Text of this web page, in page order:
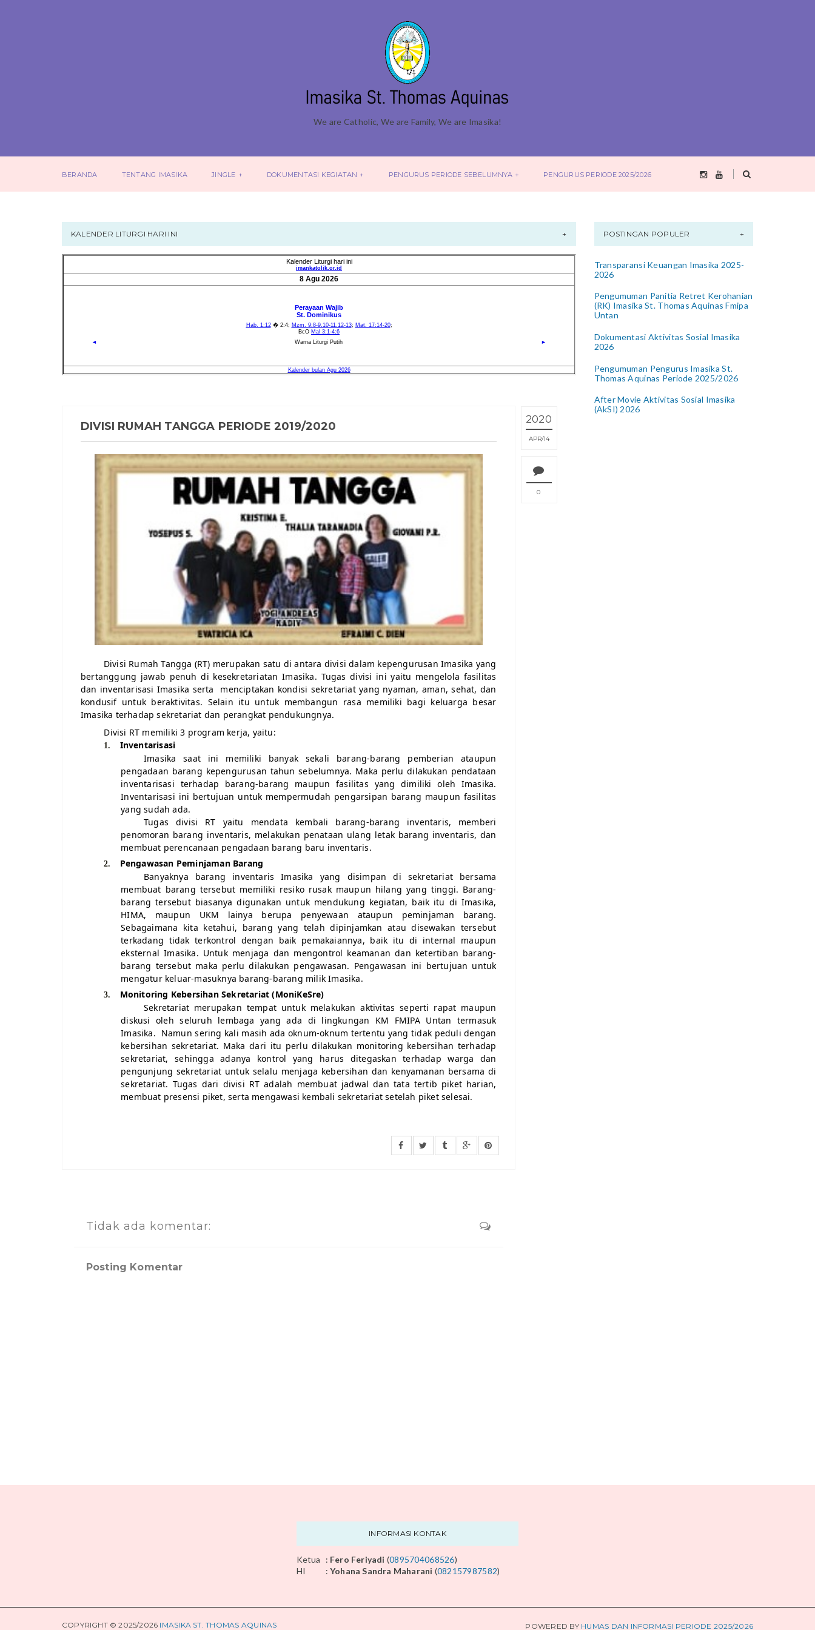
We are Catholic, We are Family, We are Imasika!
BERANDA TENTANG IMASIKA JINGLE DOKUMENTASI KEGIATAN PENGURUS PERIODE SEBELUMNYA PENGURUS PERIODE 2025/2026
KALENDER LITURGI HARI INI
2020
APR 14
0
DIVISI RUMAH TANGGA PERIODE 2019/2020
Divisi Rumah Tangga (RT) merupakan satu di antara divisi dalam kepengurusan Imasika yang
bertanggung jawab penuh di kesekretariatan Imasika. Tugas divisi ini yaitu mengelola fasilitas
dan inventarisasi Imasika serta
menciptakan kondisi sekretariat yang nyaman, aman, sehat, dan
kondusif untuk beraktivitas. Selain itu untuk membangun rasa memiliki bagi keluarga besar
Imasika terhadap sekretariat dan perangkat pendukungnya.
Divisi RT memiliki3 program kerja, yaitu:
1.
Inventarisasi
Imasika saat ini memiliki banyak sekali barang-barang pemberian ataupun
pengadaan barang kepengurusan tahun sebelumnya. Maka perlu dilakukan pendataan
inventarisasi terhadap barang-barang maupun fasilitas yang dimiliki oleh Imasika.
Inventarisasi ini bertujuan untuk mempermudah pengarsipan barang maupun fasilitas
yang sudah ada.
Tugas divisi RT yaitu mendata kembali barang-barang inventaris, memberi
penomoran barang inventaris, melakukan penataan ulang letak barang inventaris, dan
membuat perencanaan pengadaan barang baru inventaris.
2.
Pengawasan Peminjaman Barang
Banyaknya barang inventaris Imasika yang disimpan di sekretariat bersama
membuat barang tersebut memiliki resiko rusak maupun hilang yang tinggi. Barang-
barang tersebut biasanya digunakan untuk mendukung kegiatan, baik itu di Imasika,
HIMA, maupun UKM lainya berupa penyewaan ataupun peminjaman barang.
Sebagaimana kita ketahui, barang yang telah dipinjamkan atau disewakan tersebut
terkadang tidak terkontrol dengan baik pemakaiannya, baik itu di internal maupun
eksternal Imasika. Untuk menjaga dan mengontrol keamanan dan ketertiban barang-
barang tersebut maka perlu dilakukan pengawasan. Pengawasan ini bertujuan untuk
mengatur keluar-masuknya barang-barang milik Imasika.
3.
Monitoring Kebersihan Sekretariat (MoniKeSre)
Sekretariat merupakan tempat untuk melakukan aktivitas seperti rapat maupun
diskusi oleh seluruh lembaga yang ada di lingkungan KM FMIPA Untan termasuk
Imasika. Namun sering kali masih ada oknum-oknum tertentu yang tidak peduli dengan
kebersihan sekretariat. Maka dari itu perlu dilakukan monitoring kebersihan terhadap
sekretariat, sehingga adanya kontrol yang harus ditegaskan terhadap warga dan
pengunjung sekretariat untuk selalu menjaga kebersihan dan kenyamanan bersama di
sekretariat. Tugas dari divisi RT adalah membuat jadwal dan tata tertib piket harian,
membuat presensi piket, serta mengawasi kembali sekretariat setelah piket selesai.
Tidak ada komentar:
Posting Komentar
POSTINGAN POPULER
Transparansi Keuangan Imasika 2025-
2026
Pengumuman Panitia Retret Kerohanian
(RK) Imasika St. Thomas Aquinas Fmipa
Untan
Dokumentasi Aktivitas Sosial Imasika
2026
Pengumuman Pengurus Imasika St.
Thomas Aquinas Periode 2025/2026
After Movie Aktivitas Sosial Imasika
(AkSI) 2026
INFORMASI KONTAK
Ketua : Fero Feriyadi (0895704068526)
HI
:Yohana Sandra Maharani (082157987582)
COPYRIGHT © 2025/2026 IMASIKA ST. THOMAS AQUINAS POWERED BY HUMAS DAN INFORMASI PERIODE 2025/2026